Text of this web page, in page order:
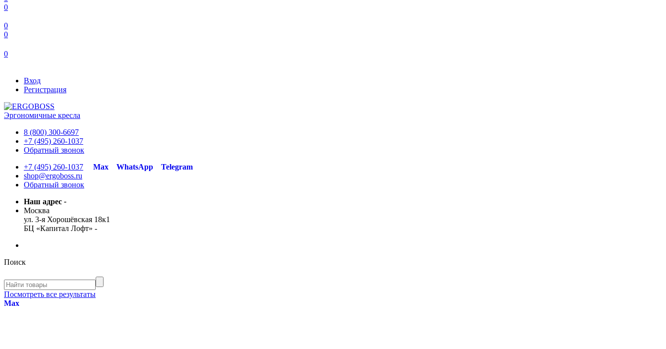
0
0
0
0
Вход
Регистрация
Эргономичные кресла
8 (800) 300-6697
+7 (495) 260-1037
Обратный звонок
+7 (495) 260-1037
Max WhatsApp
Telegram
shop@ergoboss.ru
Обратный звонок
Наш адрес -
Москва
ул. 3-я Хорошёвская 18к1
БЦ «Капитал Лофт» -
Поиск
Посмотреть все результаты
Max